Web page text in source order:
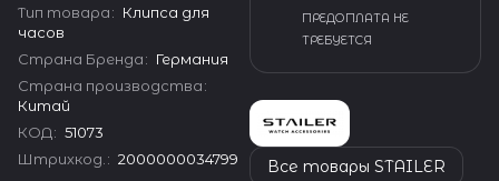
Тип товара: Клипса для
часов
Страна Бренда: Германия
Страна производства:
Китай
КОД: 51073
Штрихкод. : 2000000034799
ПРЕДОПЛАТА НЕ
ТРЕБУЕТСЯ
Все товары STAILER